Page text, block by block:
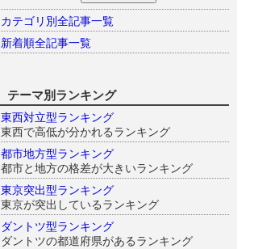
カテゴリ別全記事一覧
新着順全記事一覧
テーマ別ランキング
東西対立型ランキング
東西で高低が分かれるランキング
都市地方型ランキング
都市と地方の格差が大きいランキング
東京突出型ランキング
東京が突出しているランキング
ダントツ型ランキング
ダントツの都道府県があるランキング